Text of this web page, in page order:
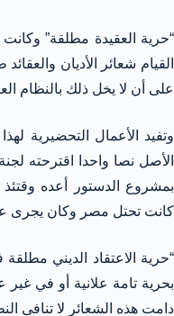
“حرية العقيدة مطلقة”
القيام شعائر الأديان
على أن لا يخل ذلك بالنظام
وتفيد الأعمال التحضيرية
الأصل نصا واحدا اقترحته
بمشروع الدستور أعده وقتئذ
كانت تحتل مصر وكان يجرى
“حرية الاعتقاد الديني
بحرية تامة علانية أو في غير
دامت هذه الشعائر لا تنافى